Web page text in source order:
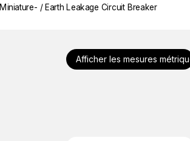
Miniature- / Earth Leakage Circuit Breaker
Afficher les mesures